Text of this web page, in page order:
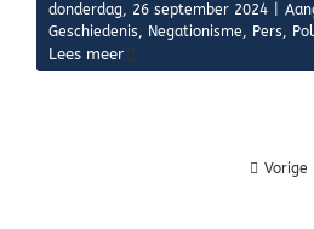
donderdag, 26 september 2024
Geschiedenis, Negationisme, Pers,
Lees meer
Vorige